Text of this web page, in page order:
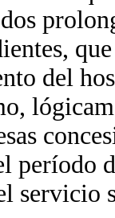
del
período
servicio